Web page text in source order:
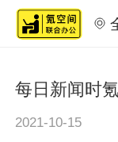
每日新闻时
2021-10-15